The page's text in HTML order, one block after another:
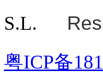
S.L.
粤ICP备